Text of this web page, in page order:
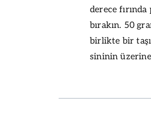
derece
bırakın. 50
birlikte bir
sininin